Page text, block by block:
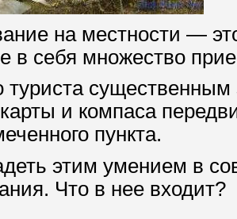
на местности —
в себя множество
существенным
и компаса
пункта.
этим умением в
Что в нее входит?